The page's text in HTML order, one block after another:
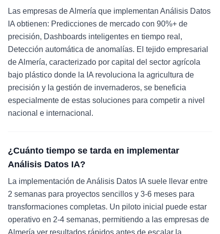
Las empresas de Almería que implementan Análisis Datos
IA obtienen: Predicciones de mercado con 90%+ de
precisión, Dashboards inteligentes en tiempo real,
Detección automática de anomalías. El tejido empresarial
de Almería, caracterizado por capital del sector agrícola
bajo plástico donde la IA revoluciona la agricultura de
precisión y la gestión de invernaderos, se beneficia
especialmente de estas soluciones para competir a nivel
nacional e internacional.
¿Cuánto tiempo se tarda en implementar
Análisis Datos IA?
La implementación de Análisis Datos IA suele llevar entre
2 semanas para proyectos sencillos y 3-6 meses para
transformaciones completas. Un piloto inicial puede estar
operativo en 2-4 semanas, permitiendo a las empresas de
Almería ver resultados rápidos antes de escalar la